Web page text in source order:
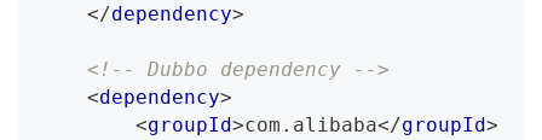
</dependency>
<!-- Dubbo dependency -->
<dependency>
<groupId>com.alibaba</groupId>